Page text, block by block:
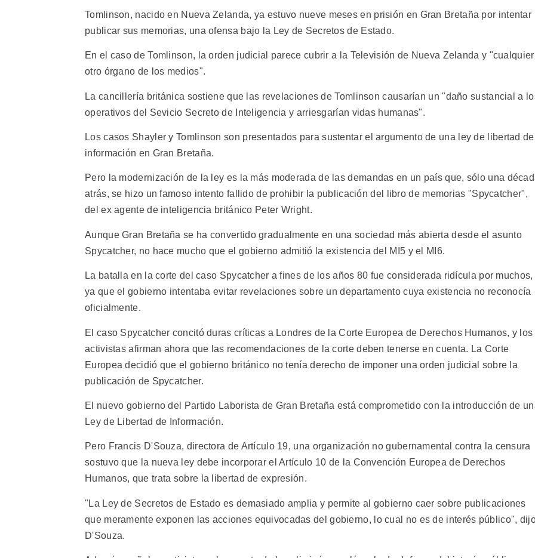
Tomlinson, nacido en Nueva Zelanda, ya estuvo nueve meses en prisión en Gran Bretaña por intentar
publicar sus memorias, una ofensa bajo la Ley de Secretos de Estado.
En el caso de Tomlinson, la orden judicial parece cubrir a la Televisión de Nueva Zelanda y "cualquier
otro órgano de los medios".
La cancillería británica sostiene que las revelaciones de Tomlinson causarían un "daño sustancial a
operativos del Sevicio Secreto de Inteligencia y arriesgarían vidas humanas".
Los casos Shayler y Tomlinson son presentados para sustentar el argumento de una ley de libertad de
información en Gran Bretaña.
Pero la modernización de la ley es la más moderada de las demandas en un país que, sólo una
atrás, se hizo un famoso intento fallido de prohibir la publicación del libro de memorias "Spycatcher",
del ex agente de inteligencia británico Peter Wright.
Aunque Gran Bretaña se ha convertido gradualmente en una sociedad más abierta desde el asunto
Spycatcher, no hace mucho que el gobierno admitió la existencia del MI5 y el MI6.
La batalla en la corte del caso Spycatcher a fines de los años 80 fue considerada ridícula por muchos,
ya que el gobierno intentaba evitar revelaciones sobre un departamento cuya existencia no reconocía
oficialmente.
El caso Spycatcher concitó duras críticas a Londres de la Corte Europea de Derechos Humanos, y los
activistas afirman ahora que las recomendaciones de la corte deben tenerse en cuenta. La Corte
Europea decidió que el gobierno británico no tenía derecho de imponer una orden judicial sobre la
publicación de Spycatcher.
El nuevo gobierno del Partido Laborista de Gran Bretaña está comprometido con la introducción de
Ley de Libertad de Información.
Pero Francis D'Souza, directora de Artículo 19, una organización no gubernamental contra la censura
sostuvo que la nueva ley debe incorporar el Artículo 10 de la Convención Europea de Derechos
Humanos, que trata sobre la libertad de expresión.
"La Ley de Secretos de Estado es demasiado amplia y permite al gobierno caer sobre publicaciones
que meramente exponen las acciones equivocadas del gobierno, lo cual no es de interés público",
D'Souza.